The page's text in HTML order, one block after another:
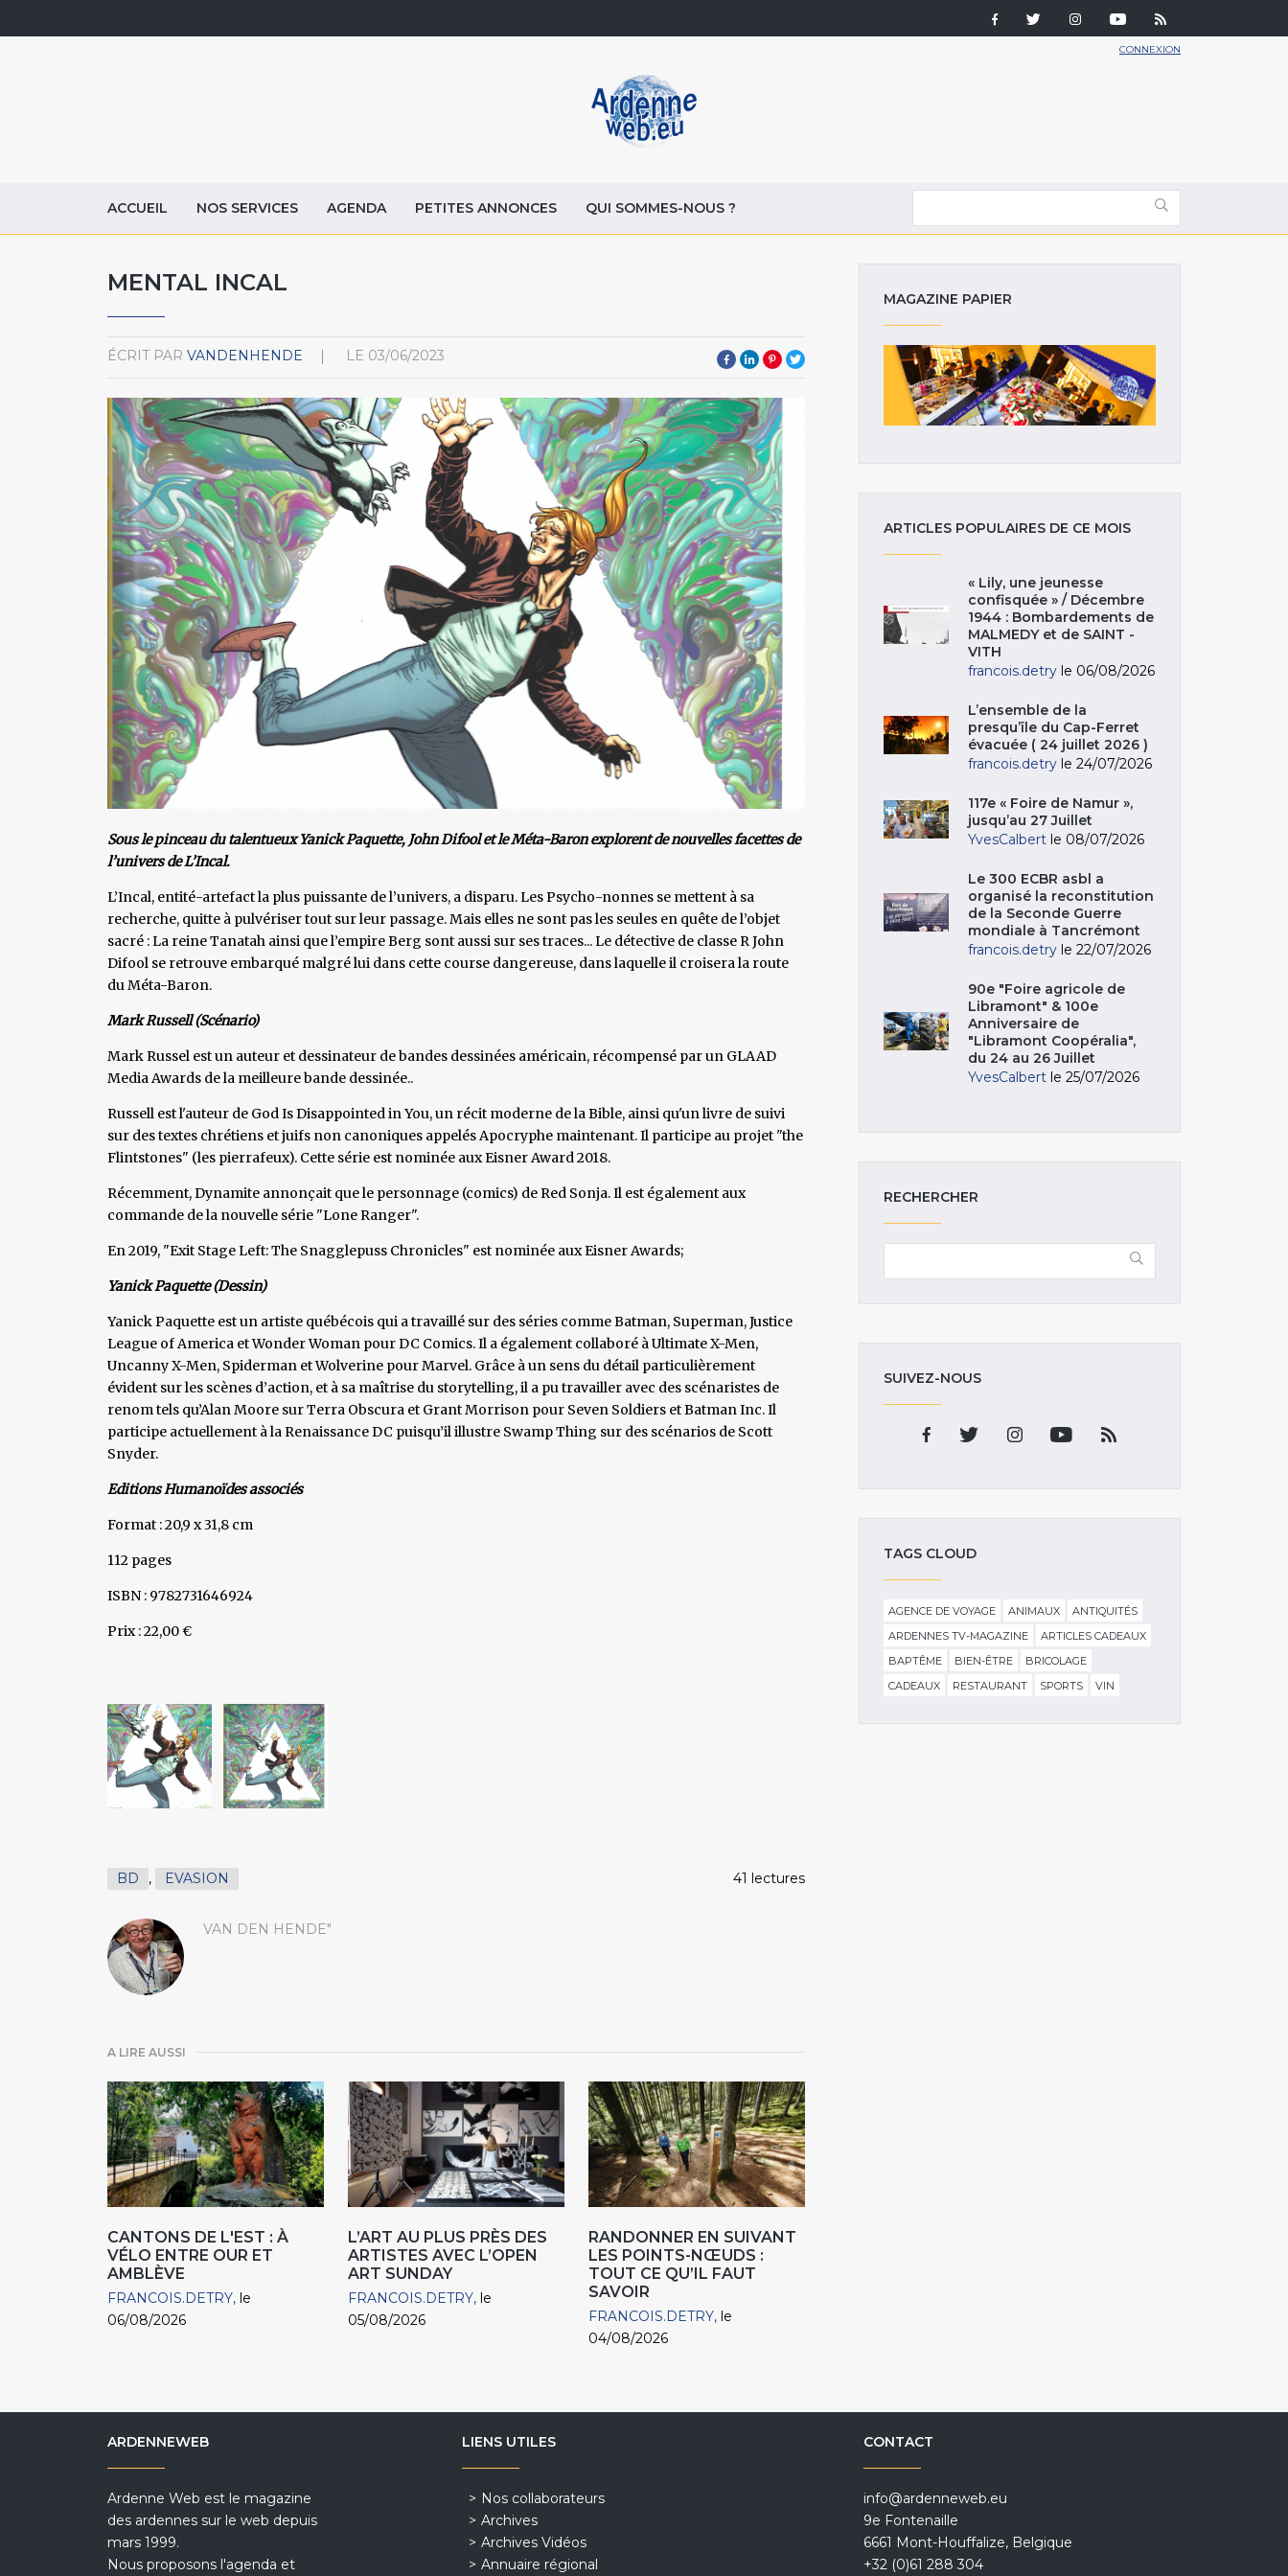
CONNEXION
ACCUEIL NOS SERVICES AGENDA PETITES ANNONCES QUI SOMMES-NOUS ?
MENTAL INCAL
ÉCRIT PAR VANDENHENDE LE 03/06/2023
Sous le pinceau du talentueux Yanick Paquette, John Difool et le Méta-Baron explorent de nouvelles facettes de
l’univers de L’Incal.
L’Incal, entité-artefact la plus puissante de l’univers, a disparu. Les Psycho-nonnes se mettent à sa
recherche, quitte à pulvériser tout sur leur passage. Mais elles ne sont pas les seules en quête de l’objet
sacré : La reine Tanatah ainsi que l’empire Berg sont aussi sur ses traces... Le détective de classe R John
Difool se retrouve embarqué malgré lui dans cette course dangereuse, dans laquelle il croisera la route
du Méta-Baron.
Mark Russell (Scénario)
Mark Russel est un auteur et dessinateur de bandes dessinées américain, récompensé par un GLAAD
Media Awards de la meilleure bande dessinée..
Russell est l'auteur de God Is Disappointed in You, un récit moderne de la Bible, ainsi qu'un livre de suivi
sur des textes chrétiens et juifs non canoniques appelés Apocryphe maintenant. Il participe au projet "the
Flintstones" (les pierrafeux). Cette série est nominée aux Eisner Award 2018.
Récemment, Dynamite annonçait que le personnage (comics) de Red Sonja. Il est également aux
commande de la nouvelle série "Lone Ranger".
En 2019, "Exit Stage Left: The Snagglepuss Chronicles" est nominée aux Eisner Awards;
Yanick Paquette (Dessin)
Yanick Paquette est un artiste québécois qui a travaillé sur des séries comme Batman, Superman, Justice
League of America et Wonder Woman pour DC Comics. Il a également collaboré à Ultimate X-Men,
Uncanny X-Men, Spiderman et Wolverine pour Marvel. Grâce à un sens du détail particulièrement
évident sur les scènes d’action, et à sa maîtrise du storytelling, il a pu travailler avec des scénaristes de
renom tels qu’Alan Moore sur Terra Obscura et Grant Morrison pour Seven Soldiers et Batman Inc. Il
participe actuellement à la Renaissance DC puisqu’il illustre Swamp Thing sur des scénarios de Scott
Snyder.
Editions Humanoïdes associés
Format : 20,9 x 31,8 cm
112 pages
ISBN : 9782731646924
Prix : 22,00 €
BD , EVASION 41 lectures
VAN DEN HENDE"
A LIRE AUSSI
CANTONS DE L'EST : À
VÉLO ENTRE OUR ET
AMBLÈVE
FRANCOIS.DETRY le
06/08/2026
L’ART AU PLUS PRÈS DES
ARTISTES AVEC L’OPEN
ART SUNDAY
FRANCOIS.DETRY le
05/08/2026
RANDONNER EN SUIVANT
LES POINTS-NŒUDS :
TOUT CE QU’IL FAUT
SAVOIR
FRANCOIS.DETRY le
04/08/2026
MAGAZINE PAPIER
ARTICLES POPULAIRES DE CE MOIS
« Lily, une jeunesse
confisquée » / Décembre
1944 : Bombardements de
MALMEDY et de SAINT -
VITH
francois.detry le 06/08/2026
L’ensemble de la
presqu’île du Cap-Ferret
évacuée ( 24 juillet 2026 )
francois.detry le 24/07/2026
117e « Foire de Namur »,
jusqu’au 27 Juillet
YvesCalbert le 08/07/2026
Le 300 ECBR asbl a
organisé la reconstitution
de la Seconde Guerre
mondiale à Tancrémont
francois.detry le 22/07/2026
90e "Foire agricole de
Libramont" & 100e
Anniversaire de
"Libramont Coopéralia",
du 24 au 26 Juillet
YvesCalbert le 25/07/2026
RECHERCHER
SUIVEZ-NOUS
TAGS CLOUD
AGENCE DE VOYAGE ANIMAUX
ANTIQUITÉS
ARDENNES TV-MAGAZINE
ARTICLES CADEAUX
BAPTÊME
BIEN-ÊTRE
BRICOLAGE
CADEAUX
RESTAURANT SPORTS VIN
ARDENNEWEB
Ardenne Web est le magazine
des ardennes sur le web depuis
mars 1999.
Nous proposons l'agenda et
LIENS UTILES
Nos collaborateurs
Archives
Archives Vidéos
Annuaire régional
CONTACT
info@ardenneweb.eu
9e Fontenaille
6661 Mont-Houffalize, Belgique
+32 (0)61 288 304